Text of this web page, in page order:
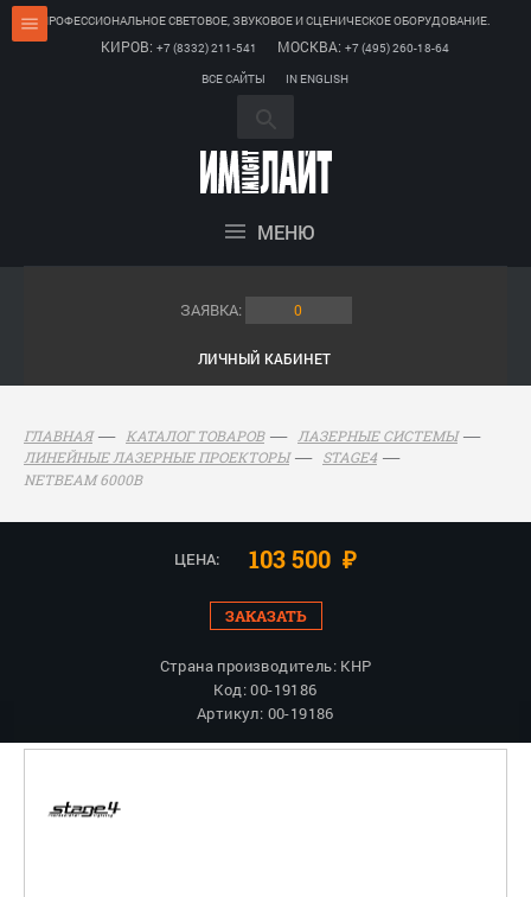
ПРОФЕССИОНАЛЬНОЕ СВЕТОВОЕ, ЗВУКОВОЕ И СЦЕНИЧЕСКОЕ ОБОРУДОВАНИЕ.
КИРОВ: +7 (8332) 211-541 МОСКВА: +7 (495) 260-18-64
ВСЕ САЙТЫ
IN ENGLISH
МЕНЮ
ЗАЯВКА: 0
ЛИЧНЫЙ КАБИНЕТ
ГЛАВНАЯ КАТАЛОГ ТОВАРОВ
ЛАЗЕРНЫЕ СИСТЕМЫ
ЛИНЕЙНЫЕ ЛАЗЕРНЫЕ ПРОЕКТОРЫ
STAGE4
NETBEAM 6000B
ЦЕНА: 103 500 ₽
ЗАКАЗАТЬ
Страна производитель: КНР
Код: 00-19186
Артикул: 00-19186